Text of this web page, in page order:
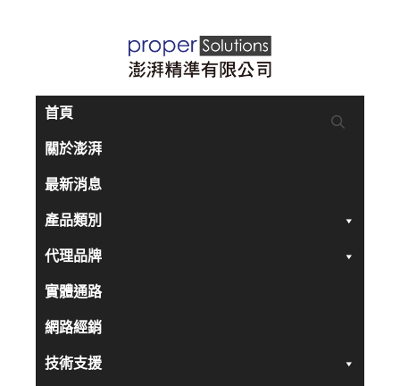
首頁
關於澎湃
最新消息
產品類別
代理品牌
實體通路
網路經銷
技術支援